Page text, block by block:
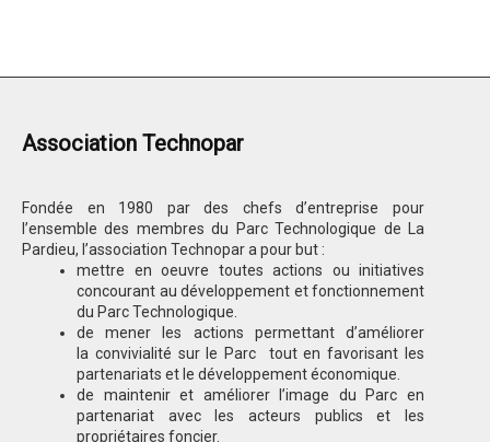
Association Technopar
Fondée en 1980 par des chefs d’entreprise pour
l’ensemble des membres du Parc Technologique de La
Pardieu, l’association Technopar a pour but :
mettre en oeuvre toutes actions ou initiatives
concourant au développement et fonctionnement
du Parc Technologique.
de mener les actions permettant d’améliorer
la convivialité sur le Parc tout en favorisant les
partenariats et le développement économique.
de maintenir et améliorer l’image du Parc en
partenariat avec les acteurs publics et les
propriétaires foncier.